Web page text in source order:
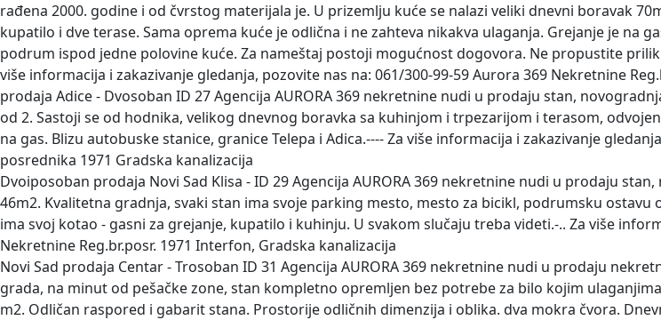
rađena 2000. godine i od čvrstog materijala je. U prizemlju kuće se nalazi veliki dnevni boravak
kupatilo i dve terase. Sama oprema kuće je odlična i ne zahteva nikakva ulaganja. Grejanje je na
podrum ispod jedne polovine kuće. Za nameštaj postoji mogućnost dogovora. Ne propustite
više informacija i zakazivanje gledanja, pozovite nas na: 061/300-99-59 Aurora 369 Nekretnine
prodaja Adice - Dvosoban ID 27 Agencija AURORA 369 nekretnine nudi u prodaju stan,
od 2. Sastoji se od hodnika, velikog dnevnog boravka sa kuhinjom i trpezarijom i terasom,
na gas. Blizu autobuske stanice, granice Telepa i Adica.---- Za više informacija i zakazivanje
posrednika 1971 Gradska kanalizacija
Dvoiposoban prodaja Novi Sad Klisa -ID 29 Agencija AURORA 369 nekretnine nudi u prodaju
46m2. Kvalitetna gradnja, svaki stan ima svoje parking mesto, mesto za bicikl, podrumsku ostavu
ima svoj kotao - gasni za grejanje, kupatilo i kuhinju. U svakom slučaju treba videti.-.. Za više
Nekretnine Reg.br.posr. 1971 Interfon, Gradska kanalizacija
Novi Sad prodaja Centar - Trosoban ID 31 Agencija AURORA 369 nekretnine nudi u prodaju
grada, na minut od pešačke zone, stan kompletno opremljen bez potrebe za bilo kojim
m2. Odličan raspored i gabarit stana. Prostorije odličnih dimenzija i oblika. dva mokra čvora.